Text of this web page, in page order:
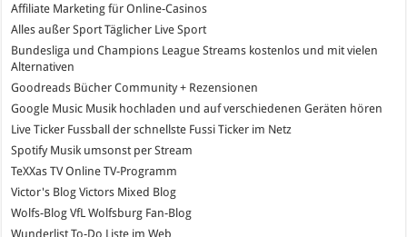
Affiliate Marketing für Online-Casinos
Alles außer Sport Täglicher Live Sport
Bundesliga und Champions League Streams kostenlos und mit vielen
Alternativen
Goodreads Bücher Community + Rezensionen
Google Music Musik hochladen und auf verschiedenen Geräten hören
Live Ticker Fussball
der schnellste Fussi Ticker im Netz
SpotifyMusik umsonst per Stream
TeXXas TVOnline TV-Programm
Victor's Blog Victors Mixed Blog
Wolfs-Blog VfL Wolfsburg Fan-Blog
Wunderlist To-Do Liste im Web